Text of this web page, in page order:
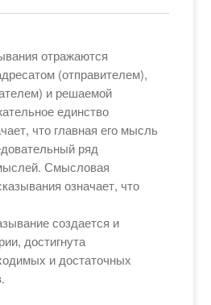
отражаются
(отправителем),
и решаемой
единство
что главная его мысль
ряд
Смысловая
означает, что
создается и
достигнута
и достаточных